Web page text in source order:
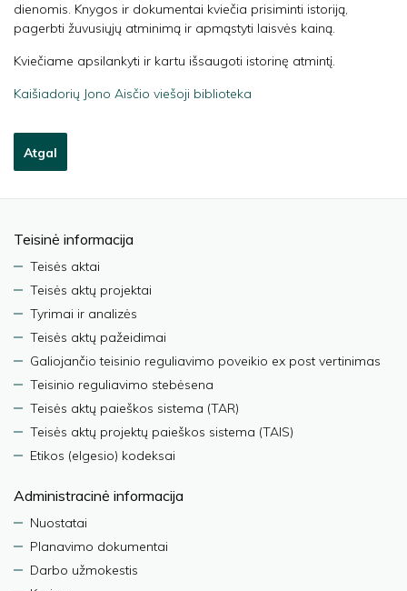
dienomis. Knygos ir dokumentai kviečia prisiminti istoriją,
pagerbti žuvusiųjų atminimą ir apmąstyti laisvės kainą.
Kviečiame apsilankyti ir kartu išsaugoti istorinę atmintį.
Kaišiadorių Jono Aisčio viešoji biblioteka
Atgal
Teisinė informacija
Teisės aktai
Teisės aktų projektai
Tyrimai ir analizės
Teisės aktų pažeidimai
Galiojančio teisinio reguliavimo poveikio ex post vertinimas
Teisinio reguliavimo stebėsena
Teisės aktų paieškos sistema (TAR)
Teisės aktų projektų paieškos sistema (TAIS)
Etikos (elgesio) kodeksai
Administracinė informacija
Nuostatai
Planavimo dokumentai
Darbo užmokestis